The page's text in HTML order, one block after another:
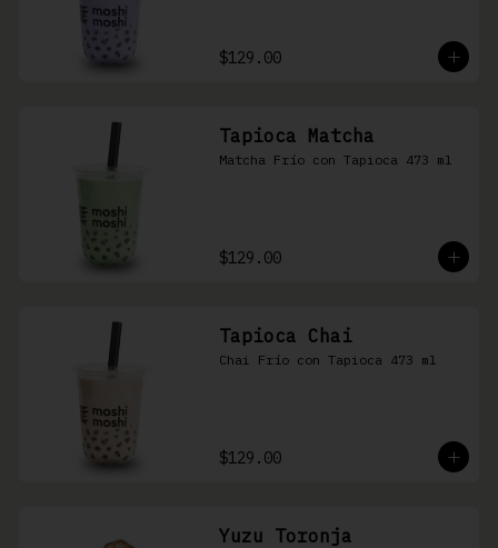
$129.00
Tapioca Matcha
Matcha Frío con Tapioca 473 ml
$129.00
Tapioca Chai
Chai Frío con Tapioca 473 ml
$129.00
Yuzu Toronja